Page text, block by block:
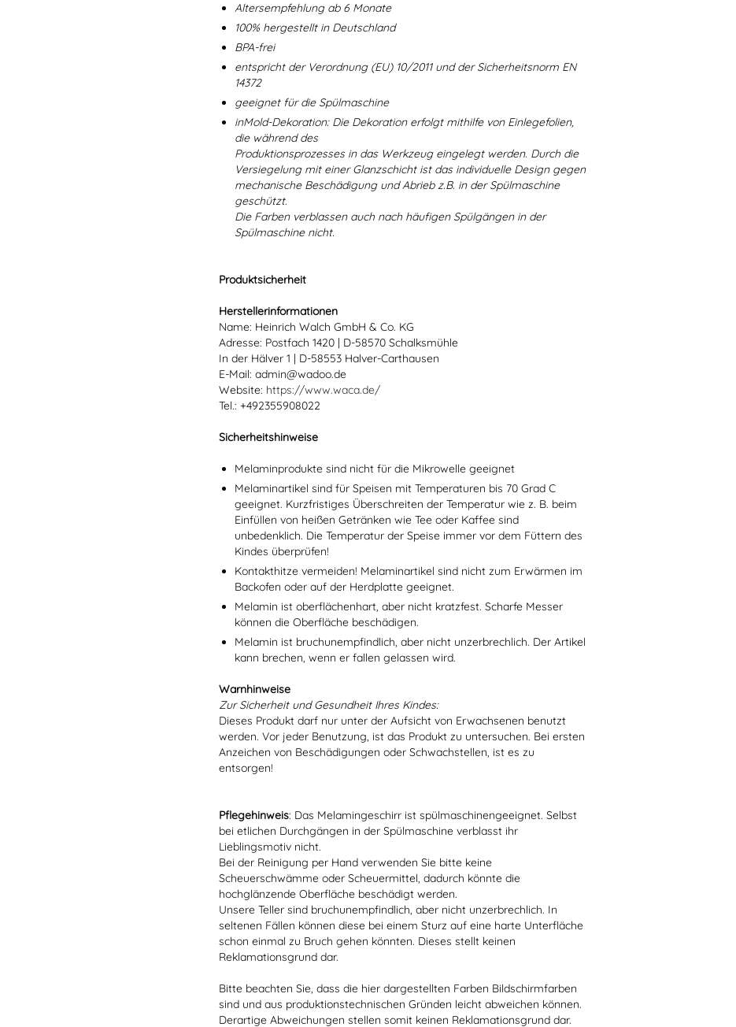
Altersempfehlung ab 6 Monate
100% hergestellt in Deutschland
BPA-frei
entspricht der Verordnung (EU) 10/2011 und der Sicherheitsnorm EN
14372
geeignet für die Spülmaschine
inMold-Dekoration: Die Dekoration erfolgt mithilfe von Einlegefolien,
die während des
Produktionsprozesses in das Werkzeug eingelegt werden. Durch die
Versiegelung mit einer Glanzschicht ist das individuelle Design gegen
mechanische Beschädigung und Abrieb z.B. in der Spülmaschine
geschützt.
Die Farben verblassen auch nach häufigen Spülgängen in der
Spülmaschine nicht.
Produktsicherheit
Herstellerinformationen
Name: Heinrich Walch GmbH & Co. KG
Adresse: Postfach 1420 | D-58570 Schalksmühle
In der Hälver 1 | D-58553 Halver-Carthausen
E-Mail: admin@wadoo.de
Website: https://www.waca.de/
Tel.: +492355908022
Sicherheitshinweise
Melaminprodukte sind nicht für die Mikrowelle geeignet
Melaminartikel sind für Speisen mit Temperaturen bis 70 Grad C
geeignet. Kurzfristiges Überschreiten der Temperatur wie z. B. beim
Einfüllen von heißen Getränken wie Tee oder Kaffee sind
unbedenklich. Die Temperatur der Speise immer vor dem Füttern des
Kindes überprüfen!
Kontakthitze vermeiden! Melaminartikel sind nicht zum Erwärmen im
Backofen oder auf der Herdplatte geeignet.
Melamin ist oberflächenhart, aber nicht kratzfest. Scharfe Messer
können die Oberfläche beschädigen.
Melamin ist bruchunempfindlich, aber nicht unzerbrechlich. Der Artikel
kann brechen, wenn er fallen gelassen wird.
Warnhinweise
Zur Sicherheit und Gesundheit Ihres Kindes:
Dieses Produkt darf nur unter der Aufsicht von Erwachsenen benutzt
werden. Vor jeder Benutzung, ist das Produkt zu untersuchen. Bei ersten
Anzeichen von Beschädigungen oder Schwachstellen, ist es zu
entsorgen!
Pflegehinweis: Das Melamingeschirr ist spülmaschinengeeignet. Selbst
bei etlichen Durchgängen in der Spülmaschine verblasst ihr
Lieblingsmotiv nicht.
Bei der Reinigung per Hand verwenden Sie bitte keine
Scheuerschwämme oder Scheuermittel, dadurch könnte die
hochglänzende Oberfläche beschädigt werden.
Unsere Teller sind bruchunempfindlich, aber nicht unzerbrechlich. In
seltenen Fällen können diese bei einem Sturz auf eine harte Unterfläche
schon einmal zu Bruch gehen könnten. Dieses stellt keinen
Reklamationsgrund dar.
Bitte beachten Sie, dass die hier dargestellten Farben Bildschirmfarben
sind und aus produktionstechnischen Gründen leicht abweichen können.
Derartige Abweichungen stellen somit keinen Reklamationsgrund dar.